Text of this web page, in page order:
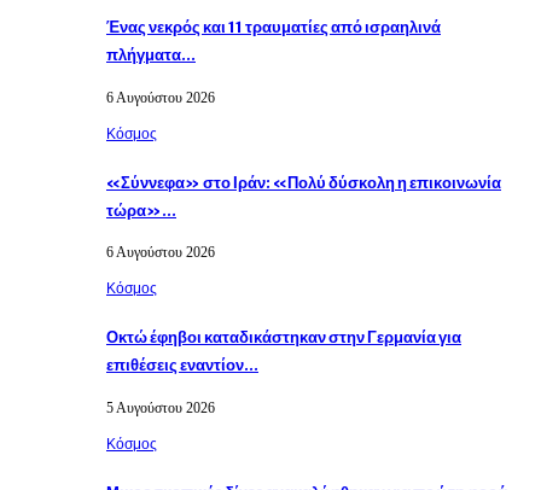
Ένας νεκρός και 11 τραυματίες από ισραηλινά
πλήγματα…
6 Αυγούστου 2026
Κόσμος
«Σύννεφα» στο Ιράν: «Πολύ δύσκολη η επικοινωνία
τώρα»…
6 Αυγούστου 2026
Κόσμος
Οκτώ έφηβοι καταδικάστηκαν στην Γερμανία για
επιθέσεις εναντίον…
5 Αυγούστου 2026
Κόσμος